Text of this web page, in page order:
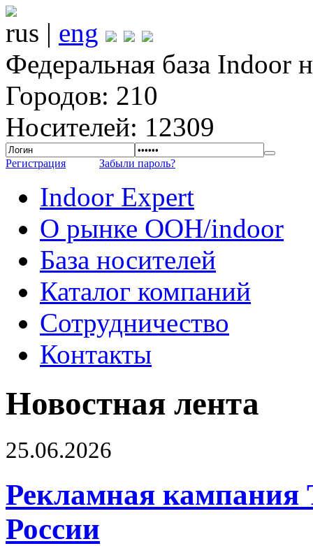
rus | eng
Федеральная база Indoor
Городов: 210
Носителей: 12309
Регистрация Забыли пароль?
Indoor Expert
О рынке OOH/indoor
База носителей
Каталог компаний
Сотрудничество
Контакты
Новостная лента
25.06.2026
Рекламная кампания
России